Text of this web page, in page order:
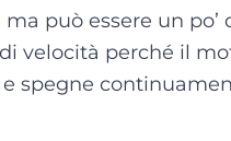
ma può essere un po’
velocità perché il
spegne